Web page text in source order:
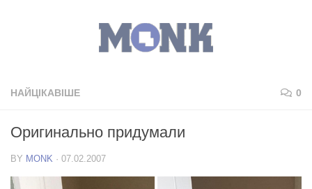
НАЙЦІКАВІШЕ 0
Оригинально придумали
BY MONK · 07.02.2007